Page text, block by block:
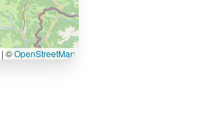
| ©OpenStreetMap